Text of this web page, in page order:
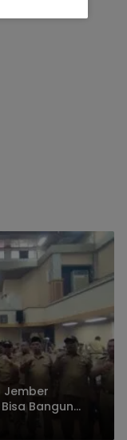
Jember
Bangun